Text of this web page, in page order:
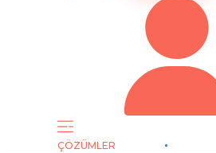
ÇÖZÜMLER